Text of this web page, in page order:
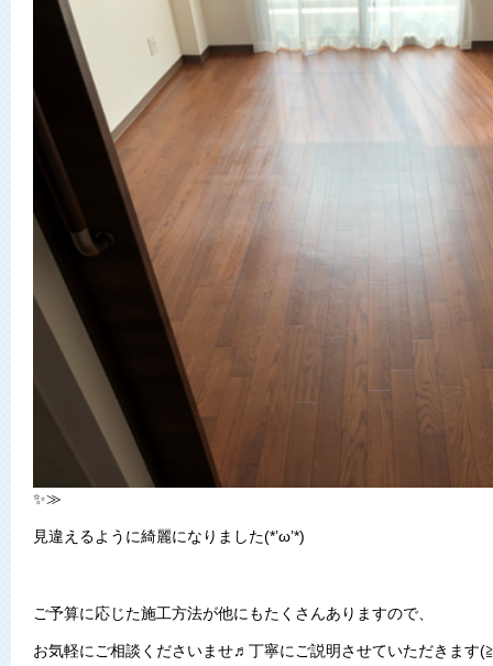
✨≫
見違えるように綺麗になりました(*’ω’*)
ご予算に応じた施工方法が他にもたくさんありますので、
お気軽にご相談くださいませ♬丁寧にご説明させていただきます